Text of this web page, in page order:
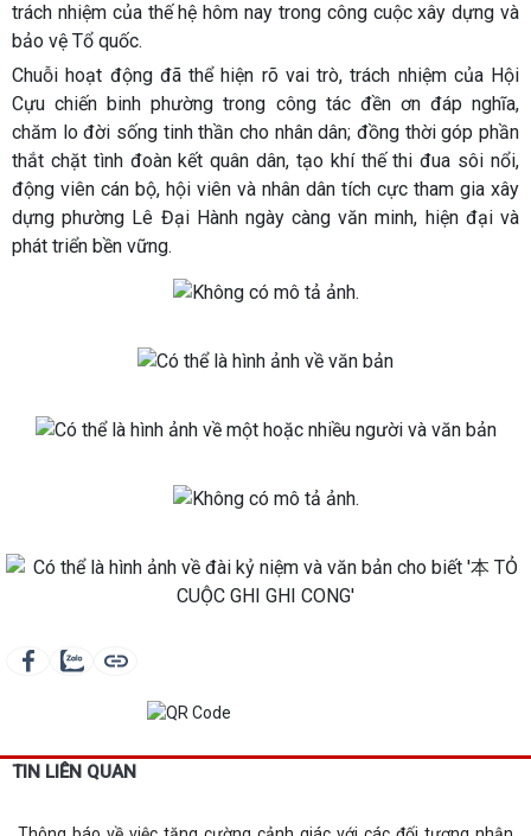
trách nhiệm của thế hệ hôm nay trong công cuộc xây dựng và
bảo vệ Tổ quốc.
Chuỗi hoạt động đã thể hiện rõ vai trò, trách nhiệm của Hội
Cựu chiến binh phường trong công tác đền ơn đáp nghĩa,
chăm lo đời sống tinh thần cho nhân dân; đồng thời góp phần
thắt chặt tình đoàn kết quân dân, tạo khí thế thi đua sôi nổi,
động viên cán bộ, hội viên và nhân dân tích cực tham gia xây
dựng phường Lê Đại Hành ngày càng văn minh, hiện đại và
phát triển bền vững.
TIN LIÊN QUAN